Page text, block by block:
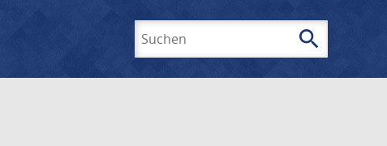
search